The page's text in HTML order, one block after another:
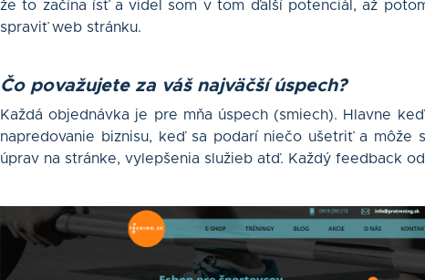
že to začína ísť a videl som v tom ďalší potenciál, až
spraviť web stránku.
Čo považujete za váš najväčší úspech?
Každá objednávka je pre mňa úspech (smiech). Hlavne
napredovanie biznisu, keď sa podarí niečo ušetriť a
úprav na stránke, vylepšenia služieb atď. Každý feedback